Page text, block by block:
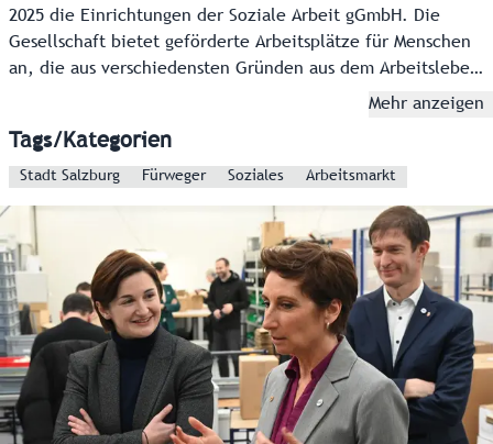
2025 die Einrichtungen der Soziale Arbeit gGmbH. Die
Gesellschaft bietet geförderte Arbeitsplätze für Menschen
an, die aus verschiedensten Gründen aus dem Arbeitsleben
ausgeschieden sind und die den Wiedereinstieg suchen.
Mehr anzeigen
Tags/Kategorien
Stadt Salzburg Fürweger Soziales Arbeitsmarkt